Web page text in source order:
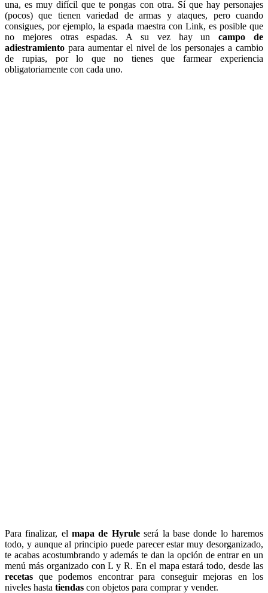
una, es muy difícil que te pongas con otra. Sí que hay personajes
(pocos) que tienen variedad de armas y ataques, pero cuando
consigues, por ejemplo, la espada maestra con Link, es posible que
no mejores otras espadas. A su vez hay un campo de
adiestramiento para aumentar el nivel de los personajes a cambio
de rupias, por lo que no tienes que farmear experiencia
obligatoriamente con cada uno.
Para finalizar, elmapa de Hyruleserá la base donde lo haremos
todo, y aunque al principio puede parecer estar muy desorganizado,
te acabas acostumbrando y además te dan la opción de entrar en un
menú más organizado con L y R. En el mapa estará todo, desde las
recetas que podemos encontrar para conseguir mejoras en los
niveles hasta tiendas con objetos para comprar y vender.